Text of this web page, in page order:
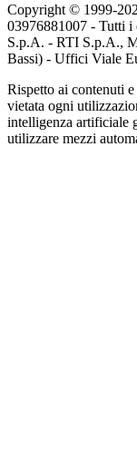
Copyright © 1999-
03976881007 - Tutti
S.p.A. - RTI S.p.A.,
Bassi) - Uffici Viale
Rispetto ai contenuti
vietata ogni
intelligenza artificiale
utilizzare mezzi